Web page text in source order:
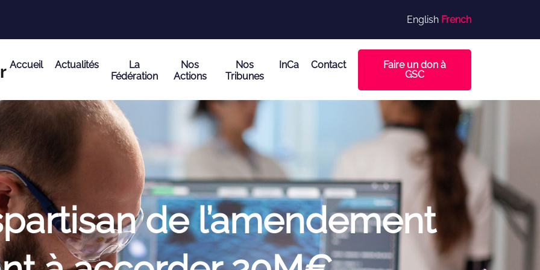
English French
Accueil Actualités
La
Fédération
Nos
Actions
Nos
Tribunes
InCa Contact
Faire un don à
GSC
de l’amendement